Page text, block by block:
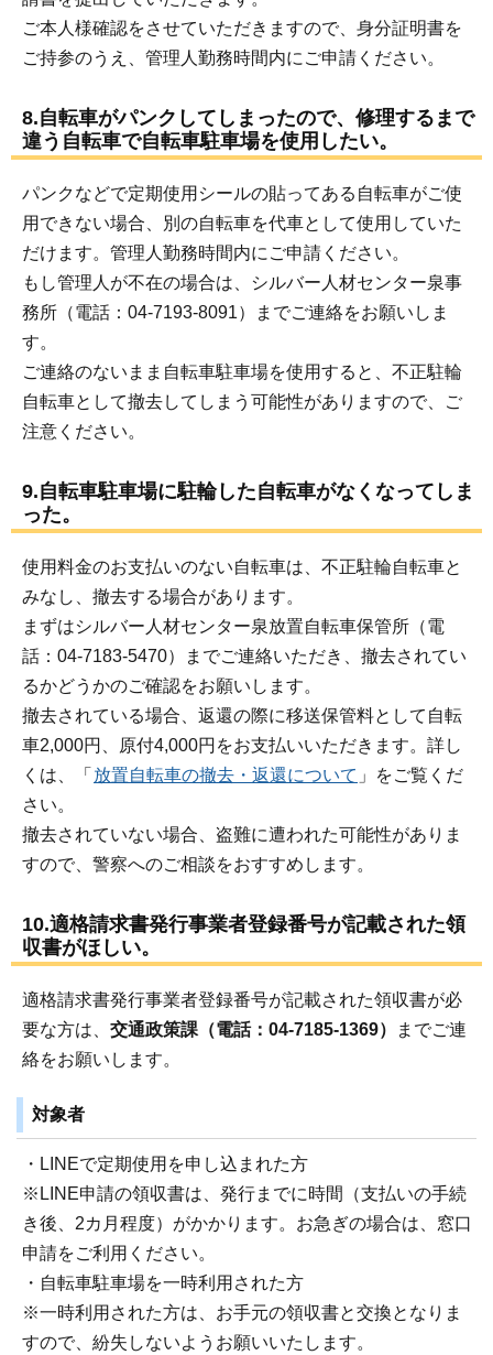
ご本人様確認をさせていただきますので、身分証明書を
ご持参のうえ、管理人勤務時間内にご申請ください。
8.自転車がパンクしてしまったので、修理するまで
違う自転車で自転車駐車場を使用したい。
パンクなどで定期使用シールの貼ってある自転車がご使
用できない場合、別の自転車を代車として使用していた
だけます。管理人勤務時間内にご申請ください。
もし管理人が不在の場合は、シルバー人材センター泉事
務所（電話：04-7193-8091）までご連絡をお願いしま
す。
ご連絡のないまま自転車駐車場を使用すると、不正駐輪
自転車として撤去してしまう可能性がありますので、ご
注意ください。
9.自転車駐車場に駐輪した自転車がなくなってしま
った。
使用料金のお支払いのない自転車は、不正駐輪自転車と
みなし、撤去する場合があります。
まずはシルバー人材センター泉放置自転車保管所（電
話：04-7183-5470）までご連絡いただき、撤去されてい
るかどうかのご確認をお願いします。
撤去されている場合、返還の際に移送保管料として自転
車2,000円、原付4,000円をお支払いいただきます。詳し
くは、「 放置自転車の撤去・返還について 」をご覧くだ
さい。
撤去されていない場合、盗難に遭われた可能性がありま
すので、警察へのご相談をおすすめします。
10.適格請求書発行事業者登録番号が記載された領
収書がほしい。
適格請求書発行事業者登録番号が記載された領収書が必
要な方は、 交通政策課（電話：04-7185-1369）
までご連
絡をお願いします。
対象者
・LINEで定期使用を申し込まれた方
※LINE申請の領収書は、発行までに時間（支払いの手続
き後、2カ月程度）がかかります。お急ぎの場合は、窓口
申請をご利用ください。
・自転車駐車場を一時利用された方
※一時利用された方は、お手元の領収書と交換となりま
すので、紛失しないようお願いいたします。